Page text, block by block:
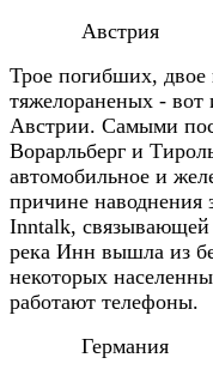
Австрия
Трое погибших, двое
тяжелораненых - вот
Австрии. Самыми
Ворарльберг и
автомобильное и
причине наводнения
Inntalk,
река Инн вышла из
некоторых
работают телефоны.
Германия